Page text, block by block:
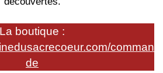
La boutique :
comman
de